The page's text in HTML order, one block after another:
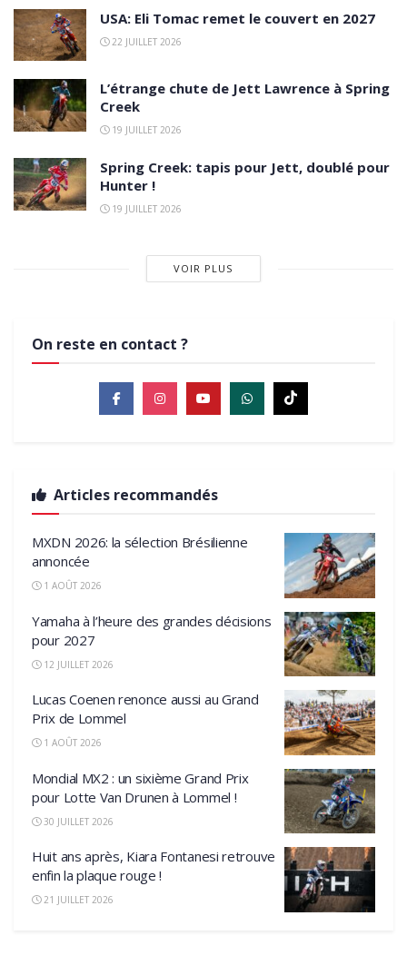
USA: Eli Tomac remet le couvert en 2027
22 JUILLET 2026
L’étrange chute de Jett Lawrence à Spring
Creek
19 JUILLET 2026
Spring Creek: tapis pour Jett, doublé pour
Hunter !
19 JUILLET 2026
VOIR PLUS
On reste en contact ?
Articles recommandés
MXDN 2026: la sélection Brésilienne
annoncée
1 AOÛT 2026
Yamaha à l’heure des grandes décisions
pour 2027
12 JUILLET 2026
Lucas Coenen renonce aussi au Grand
Prix de Lommel
1 AOÛT 2026
Mondial MX2 : un sixième Grand Prix
pour Lotte Van Drunen à Lommel !
30 JUILLET 2026
Huit ans après, Kiara Fontanesi retrouve
enfin la plaque rouge !
21 JUILLET 2026